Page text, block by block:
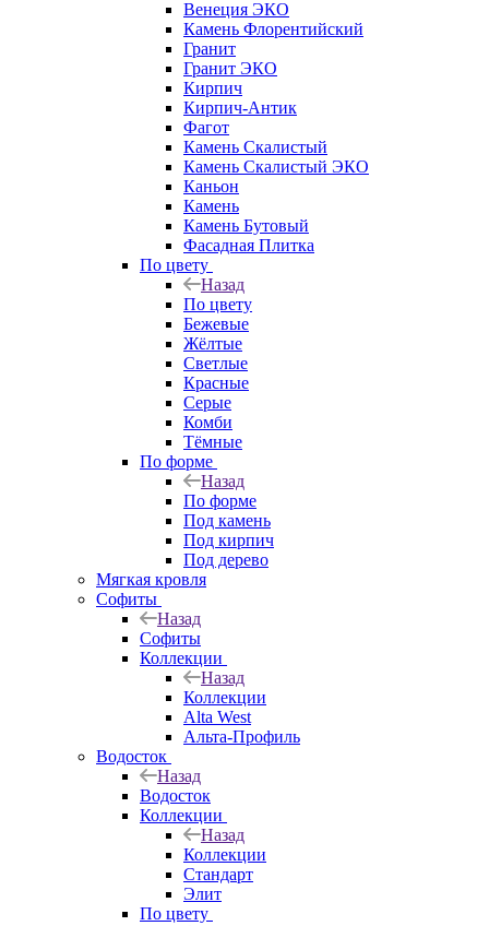
Венеция ЭКО
Камень Флорентийский
Гранит
Гранит ЭКО
Кирпич
Кирпич-Антик
Фагот
Камень Скалистый
Камень Скалистый ЭКО
Каньон
Камень
Камень Бутовый
Фасадная Плитка
По цвету
Назад
По цвету
Бежевые
Жёлтые
Светлые
Красные
Серые
Комби
Тёмные
По форме
Назад
По форме
Под камень
Под кирпич
Под дерево
Мягкая кровля
Софиты
Назад
Софиты
Коллекции
Назад
Коллекции
Alta West
Альта-Профиль
Водосток
Назад
Водосток
Коллекции
Назад
Коллекции
Стандарт
Элит
По цвету